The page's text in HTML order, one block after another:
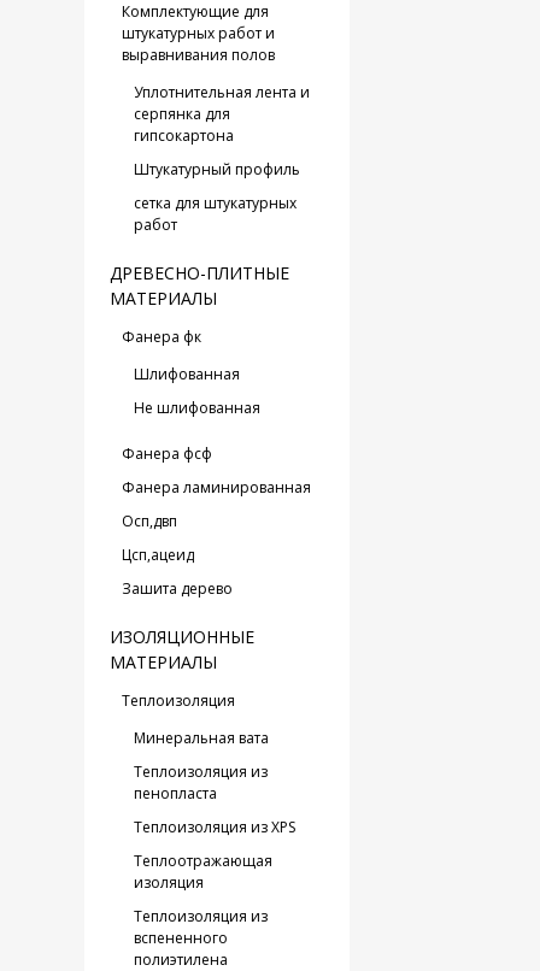
Комплектующие для
штукатурных работ и
выравнивания полов
Уплотнительная лента и
серпянка для
гипсокартона
Штукатурный профиль
сетка для штукатурных
работ
ДРЕВЕСНО-ПЛИТНЫЕ
МАТЕРИАЛЫ
Фанера фк
Шлифованная
Не шлифованная
Фанера фсф
Фанера ламинированная
Oсп,двп
Цсп,ацеид
Зашита дерево
ИЗОЛЯЦИОННЫЕ
МАТЕРИАЛЫ
Теплоизоляция
Минеральная вата
Теплоизоляция из
пенопласта
Теплоизоляция из XPS
Теплоотражающая
изоляция
Теплоизоляция из
вспененного
полиэтилена